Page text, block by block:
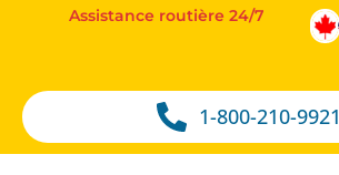
1-800-210-9921
Assistance routière 24/7